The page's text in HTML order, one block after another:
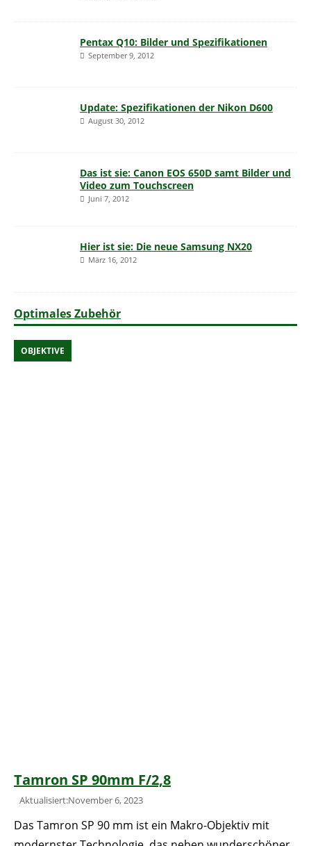
Pentax Q10: Bilder und Spezifikationen
September 9, 2012
Update: Spezifikationen der Nikon D600
August 30, 2012
Das ist sie: Canon EOS 650D samt Bilder und
Video zum Touchscreen
Juni 7, 2012
Hier ist sie: Die neue Samsung NX20
März 16, 2012
Optimales Zubehör
Tamron SP 90mm F/2,8
OBJEKTIVE
Aktualisiert:November 6, 2023
Das Tamron SP 90 mm ist ein Makro-Objektiv mit